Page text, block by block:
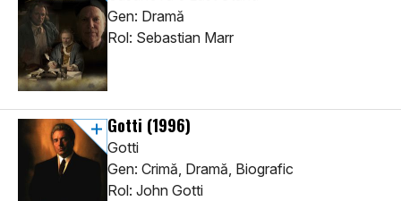
Gen: Dramă
Rol: Sebastian Marr
Gotti (1996)
Gotti
Gen: Crimă, Dramă, Biografic
Rol: John Gotti